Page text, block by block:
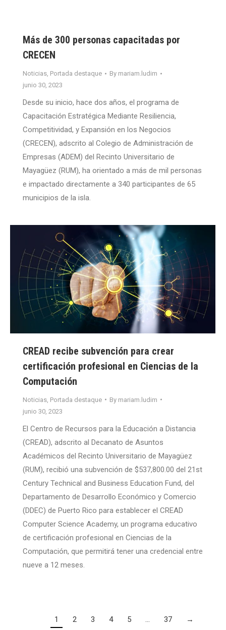
Más de 300 personas capacitadas por
CRECEN
Noticias, Portada destaque By mariam.ludim
junio 30, 2023
Desde su inicio, hace dos años, el programa de
Capacitación Estratégica Mediante Resiliencia,
Competitividad, y Expansión en los Negocios
(CRECEN), adscrito al Colegio de Administración de
Empresas (ADEM) del Recinto Universitario de
Mayagüez (RUM), ha orientado a más de mil personas
e impactado directamente a 340 participantes de 65
municipios de la isla.
CREAD recibe subvención para crear
certificación profesional en Ciencias de la
Computación
Noticias Portada destaque By mariam.ludim
junio 30, 2023
El Centro de Recursos para la Educación a Distancia
(CREAD), adscrito al Decanato de Asuntos
Académicos del Recinto Universitario de Mayagüez
(RUM), recibió una subvención de $537,800.00 del 21st
Century Technical and Business Education Fund, del
Departamento de Desarrollo Económico y Comercio
(DDEC) de Puerto Rico para establecer el CREAD
Computer Science Academy, un programa educativo
de certificación profesional en Ciencias de la
Computación, que permitirá tener una credencial entre
nueve a 12 meses.
1 2 3 4 5 … 37 →